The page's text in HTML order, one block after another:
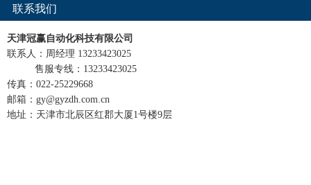
联系我们
天津冠赢自动化科技有限公司
联系人：周经理 13233423025
售服专线：13233423025
传真：022-25229668
邮箱：gy@gyzdh.com.cn
地址：天津市北辰区红郡大厦1号楼9层